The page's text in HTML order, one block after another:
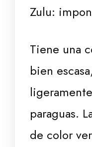
Zulu:
Tiene una
bien
paraguas.
de color